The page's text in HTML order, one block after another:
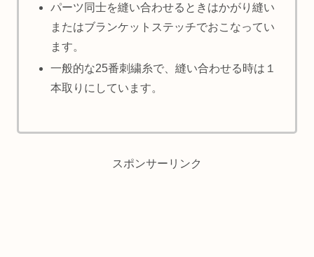
パーツ同士を縫い合わせるときはかがり縫い
またはブランケットステッチでおこなってい
ます。
一般的な25番刺繍糸で、縫い合わせる時は１
本取りにしています。
スポンサーリンク